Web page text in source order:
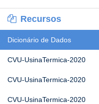
Recursos
Dicionário de Dados
CVU-UsinaTermica-2020
CVU-UsinaTermica-2020
CVU-UsinaTermica-2020